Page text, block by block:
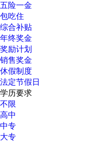
五险一金
包吃住
综合补贴
年终奖金
奖励计划
销售奖金
休假制度
法定节假日
学历要求
不限
高中
中专
大专